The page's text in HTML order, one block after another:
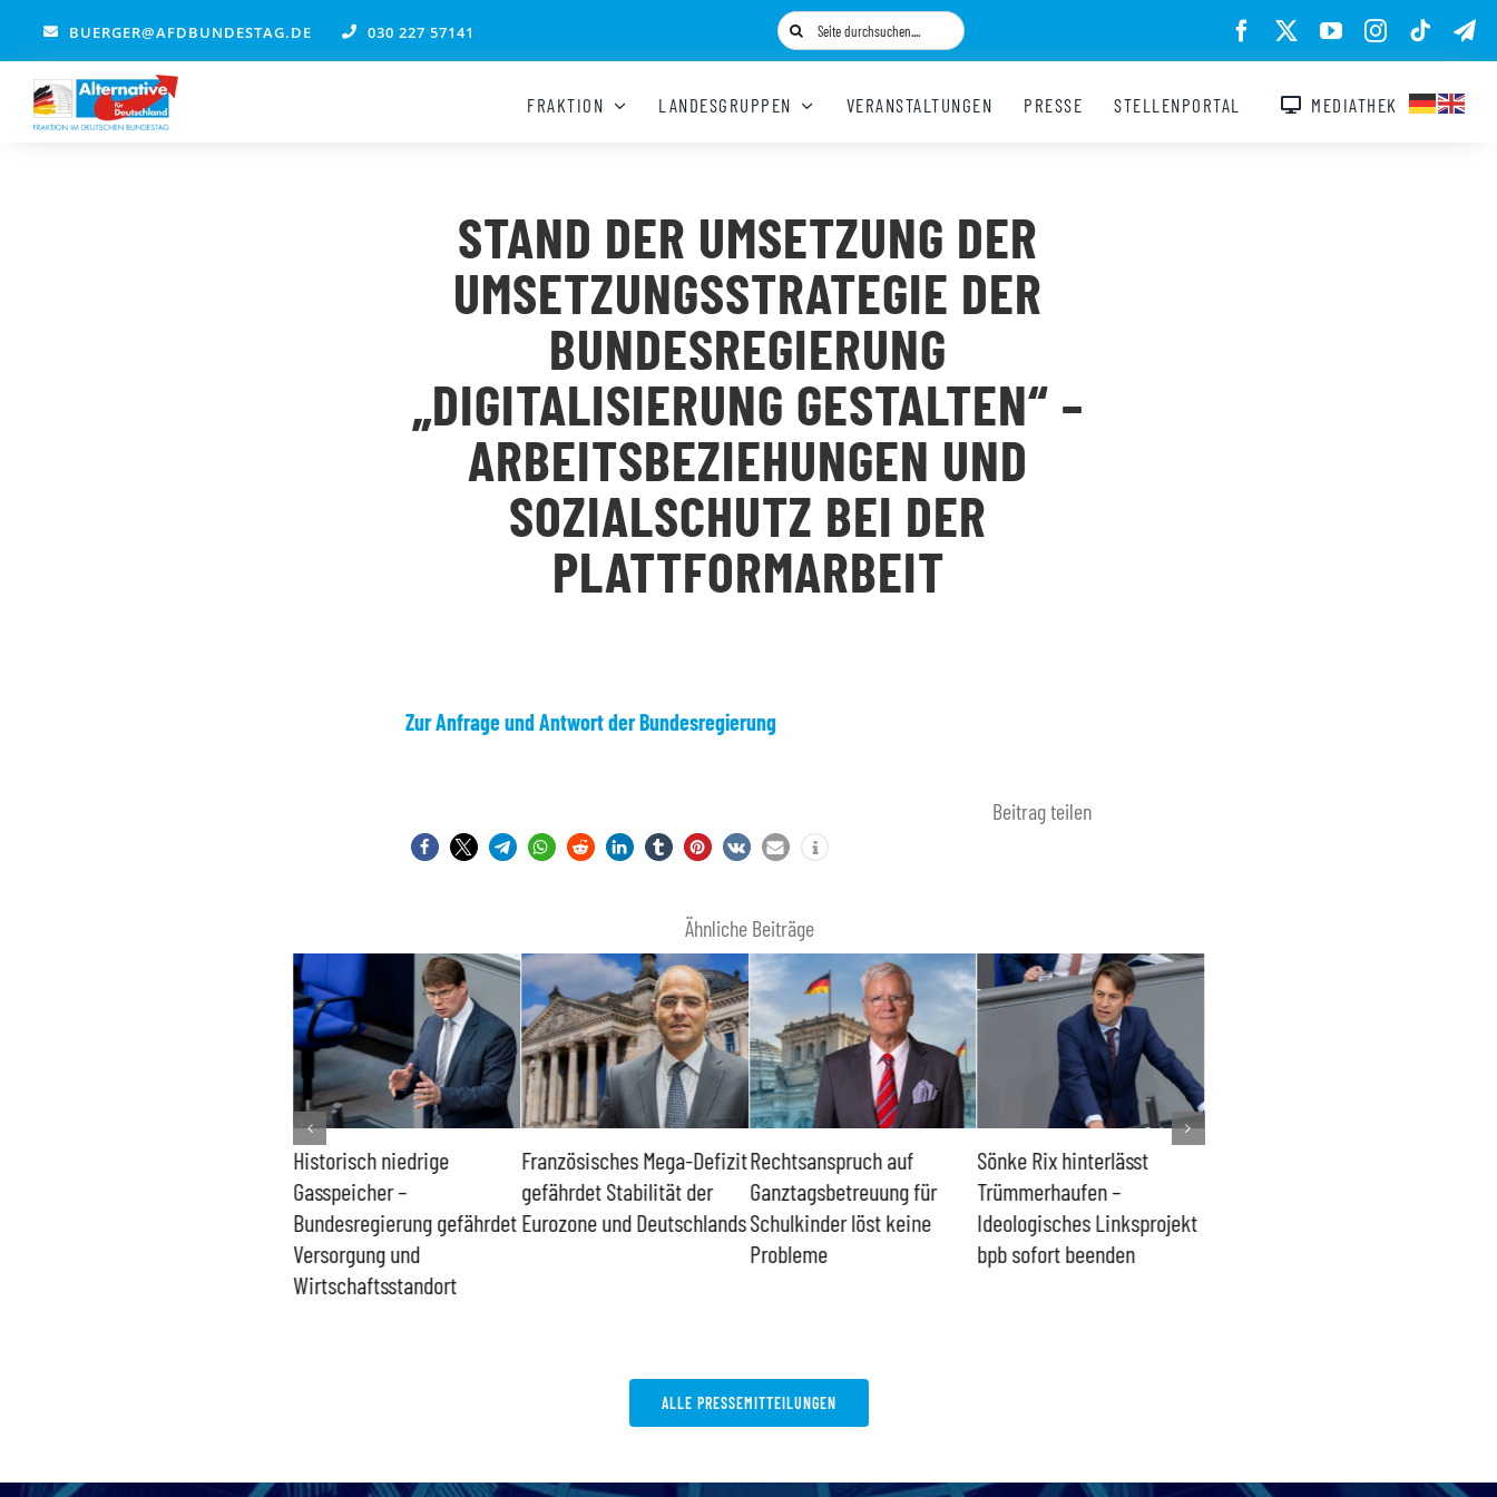
springen
BUERGER@AFDBUNDESTAG.DE 030 227 57141
Suche
nach:
FRAKTION LANDESGRUPPEN VERANSTALTUNGEN PRESSE STELLENPORTAL MEDIATHEK
STAND DER UMSETZUNG DER
UMSETZUNGSSTRATEGIE DER
BUNDESREGIERUNG
„DIGITALISIERUNG GESTALTEN“ –
ARBEITSBEZIEHUNGEN UND
SOZIALSCHUTZ BEI DER
PLATTFORMARBEIT
Zur Anfrage und Antwort der Bundesregierung
Beitrag teilen
Ähnliche Beiträge
Historisch niedrige
Gasspeicher –
Bundesregierung gefährdet
Versorgung und
Wirtschaftsstandort
Französisches Mega-Defizit
gefährdet Stabilität der
Eurozone und Deutschlands
Rechtsanspruch auf
Ganztagsbetreuung für
Schulkinder löst keine
Probleme
Sönke Rix hinterlässt
Trümmerhaufen –
Ideologisches Linksprojekt
bpb sofort beenden
ALLE PRESSEMITTEILUNGEN